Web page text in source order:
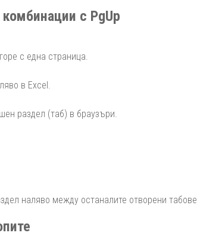
с PgUp
с една страница.
в Excel.
раздел (таб) в браузъри.
наляво между останалите отворени табове.